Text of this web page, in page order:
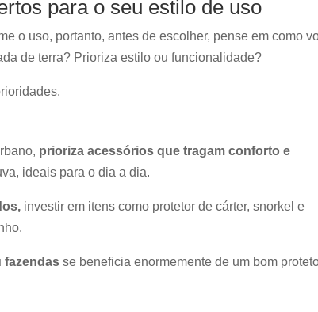
para o seu estilo de uso
o uso, portanto, antes de escolher, pense em como
de terra? Prioriza estilo ou funcionalidade?
prioriza acessórios que tragam conforto e
ideais para o dia a dia.
investir em itens como protetor de cárter, snorkel e
fazendas se beneficia enormemente de um bom